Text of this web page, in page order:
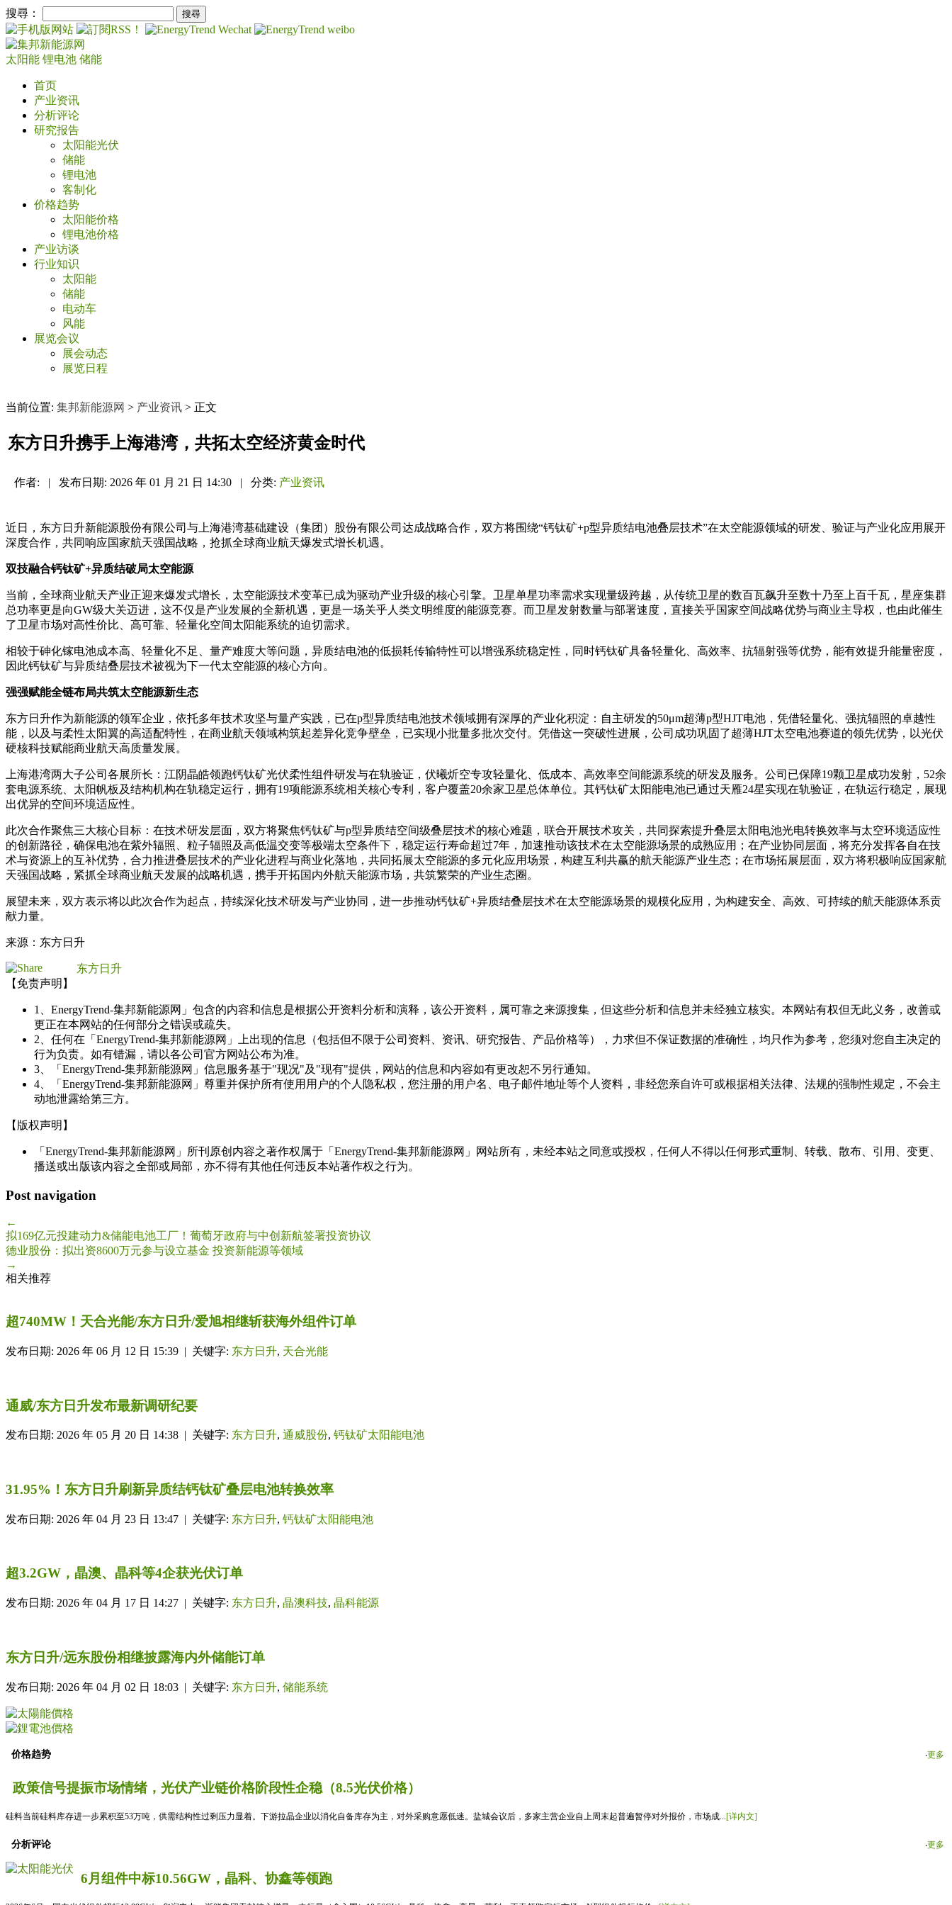
搜尋：
太阳能 锂电池 储能
首页
产业资讯
分析评论
研究报告
太阳能光伏
储能
锂电池
客制化
价格趋势
太阳能价格
锂电池价格
产业访谈
行业知识
太阳能
储能
电动车
风能
展览会议
展会动态
展览日程
当前位置: 集邦新能源网 > 产业资讯 > 正文
东方日升携手上海港湾，共拓太空经济黄金时代
作者: | 发布日期: 2026 年 01 月 21 日 14:30 | 分类: 产业资讯
近日，东方日升新能源股份有限公司与上海港湾基础建设（集团）股份有限公司达成战略合作，双方将围绕“钙钛矿+p型异质结电池叠层技术”在太空能源领域的研发、验证与产业化应用展开
深度合作，共同响应国家航天强国战略，抢抓全球商业航天爆发式增长机遇。
双技融合钙钛矿+异质结破局太空能源
当前，全球商业航天产业正迎来爆发式增长，太空能源技术变革已成为驱动产业升级的核心引擎。卫星单星功率需求实现量级跨越，从传统卫星的数百瓦飙升至数十乃至上百千瓦，星座集群
总功率更是向GW级大关迈进，这不仅是产业发展的全新机遇，更是一场关乎人类文明维度的能源竞赛。而卫星发射数量与部署速度，直接关乎国家空间战略优势与商业主导权，也由此催生
了卫星市场对高性价比、高可靠、轻量化空间太阳能系统的迫切需求。
相较于砷化镓电池成本高、轻量化不足、量产难度大等问题，异质结电池的低损耗传输特性可以增强系统稳定性，同时钙钛矿具备轻量化、高效率、抗辐射强等优势，能有效提升能量密度，
因此钙钛矿与异质结叠层技术被视为下一代太空能源的核心方向。
强强赋能全链布局共筑太空能源新生态
东方日升作为新能源的领军企业，依托多年技术攻坚与量产实践，已在p型异质结电池技术领域拥有深厚的产业化积淀：自主研发的50μm超薄p型HJT电池，凭借轻量化、强抗辐照的卓越性
能，以及与柔性太阳翼的高适配特性，在商业航天领域构筑起差异化竞争壁垒，已实现小批量多批次交付。凭借这一突破性进展，公司成功巩固了超薄HJT太空电池赛道的领先优势，以光伏
硬核科技赋能商业航天高质量发展。
上海港湾两大子公司各展所长：江阴晶皓领跑钙钛矿光伏柔性组件研发与在轨验证，伏曦炘空专攻轻量化、低成本、高效率空间能源系统的研发及服务。公司已保障19颗卫星成功发射，52余
套电源系统、太阳帆板及结构机构在轨稳定运行，拥有19项能源系统相关核心专利，客户覆盖20余家卫星总体单位。其钙钛矿太阳能电池已通过天雁24星实现在轨验证，在轨运行稳定，展现
出优异的空间环境适应性。
此次合作聚焦三大核心目标：在技术研发层面，双方将聚焦钙钛矿与p型异质结空间级叠层技术的核心难题，联合开展技术攻关，共同探索提升叠层太阳电池光电转换效率与太空环境适应性
的创新路径，确保电池在紫外辐照、粒子辐照及高低温交变等极端太空条件下，稳定运行寿命超过7年，加速推动该技术在太空能源场景的成熟应用；在产业协同层面，将充分发挥各自在技
术与资源上的互补优势，合力推进叠层技术的产业化进程与商业化落地，共同拓展太空能源的多元化应用场景，构建互利共赢的航天能源产业生态；在市场拓展层面，双方将积极响应国家航
天强国战略，紧抓全球商业航天发展的战略机遇，携手开拓国内外航天能源市场，共筑繁荣的产业生态圈。
展望未来，双方表示将以此次合作为起点，持续深化技术研发与产业协同，进一步推动钙钛矿+异质结叠层技术在太空能源场景的规模化应用，为构建安全、高效、可持续的航天能源体系贡
献力量。
来源：东方日升
东方日升
【免责声明】
1、EnergyTrend-集邦新能源网」包含的内容和信息是根据公开资料分析和演释，该公开资料，属可靠之来源搜集，但这些分析和信息并未经独立核实。本网站有权但无此义务，改善或
更正在本网站的任何部分之错误或疏失。
2、任何在「EnergyTrend-集邦新能源网」上出现的信息（包括但不限于公司资料、资讯、研究报告、产品价格等），力求但不保证数据的准确性，均只作为参考，您须对您自主决定的
行为负责。如有错漏，请以各公司官方网站公布为准。
3、「EnergyTrend-集邦新能源网」信息服务基于"现况"及"现有"提供，网站的信息和内容如有更改恕不另行通知。
4、「EnergyTrend-集邦新能源网」尊重并保护所有使用用户的个人隐私权，您注册的用户名、电子邮件地址等个人资料，非经您亲自许可或根据相关法律、法规的强制性规定，不会主
动地泄露给第三方。
【版权声明】
「EnergyTrend-集邦新能源网」所刊原创内容之著作权属于「EnergyTrend-集邦新能源网」网站所有，未经本站之同意或授权，任何人不得以任何形式重制、转载、散布、引用、变更、
播送或出版该内容之全部或局部，亦不得有其他任何违反本站著作权之行为。
Post navigation
←
拟169亿元投建动力&储能电池工厂！葡萄牙政府与中创新航签署投资协议
德业股份：拟出资8600万元参与设立基金 投资新能源等领域
→
相关推荐
超740MW！天合光能/东方日升/爱旭相继斩获海外组件订单
发布日期: 2026 年 06 月 12 日 15:39 | 关键字: 东方日升, 天合光能
通威/东方日升发布最新调研纪要
发布日期: 2026 年 05 月 20 日 14:38 | 关键字: 东方日升, 通威股份, 钙钛矿太阳能电池
31.95%！东方日升刷新异质结钙钛矿叠层电池转换效率
发布日期: 2026 年 04 月 23 日 13:47 | 关键字: 东方日升, 钙钛矿太阳能电池
超3.2GW，晶澳、晶科等4企获光伏订单
发布日期: 2026 年 04 月 17 日 14:27 | 关键字: 东方日升, 晶澳科技, 晶科能源
东方日升/远东股份相继披露海内外储能订单
发布日期: 2026 年 04 月 02 日 18:03 | 关键字: 东方日升, 储能系统
价格趋势 ‧更多
政策信号提振市场情绪，光伏产业链价格阶段性企稳（8.5光伏价格）
硅料当前硅料库存进一步累积至53万吨，供需结构性过剩压力显着。下游拉晶企业以消化自备库存为主，对外采购意愿低迷。盐城会议后，多家主营企业自上周末起普遍暂停对外报价，市场成...[详内文]
分析评论 ‧更多
6月组件中标10.56GW，晶科、协鑫等领跑